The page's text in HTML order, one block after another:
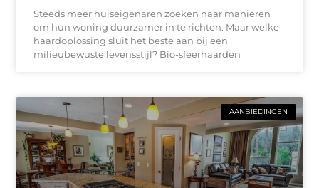
Steeds meer huiseigenaren zoeken naar manieren
om hun woning duurzamer in te richten. Maar welke
haardoplossing sluit het beste aan bij een
milieubewuste levensstijl? Bio-sfeerhaarden
AANBIEDINGEN